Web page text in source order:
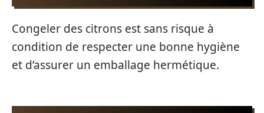
Congeler des citrons est sans risque à
condition de respecter une bonne hygiène
et d’assurer un emballage hermétique.